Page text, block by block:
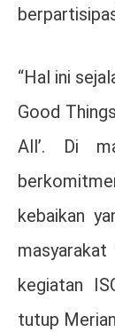
“Hal ini
Good
All’. Di
kebaikan
kegiatan
tutup